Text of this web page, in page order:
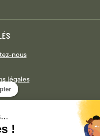
!
nous
légales